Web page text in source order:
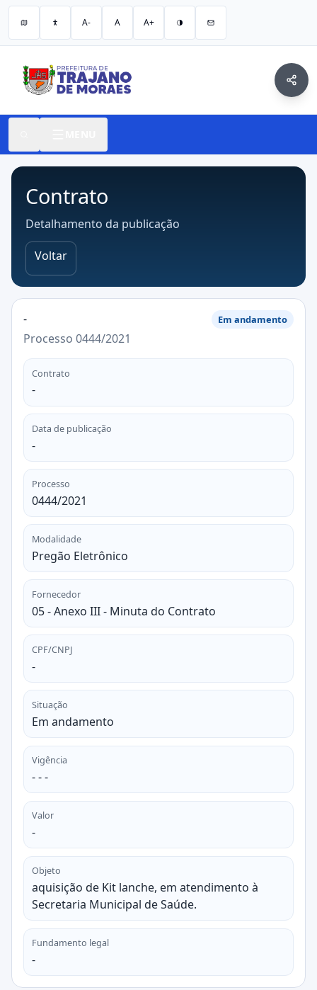
A- A A+
Contrato
Detalhamento da publicação
Voltar
-
Processo 0444/2021
Em andamento
Contrato
-
Data de publicação
-
Processo
0444/2021
Modalidade
Pregão Eletrônico
Fornecedor
05 - Anexo III - Minuta do Contrato
CPF/CNPJ
-
Situação
Em andamento
Vigência
- - -
Valor
-
Objeto
aquisição de Kit lanche, em atendimento à
Secretaria Municipal de Saúde.
Fundamento legal
-